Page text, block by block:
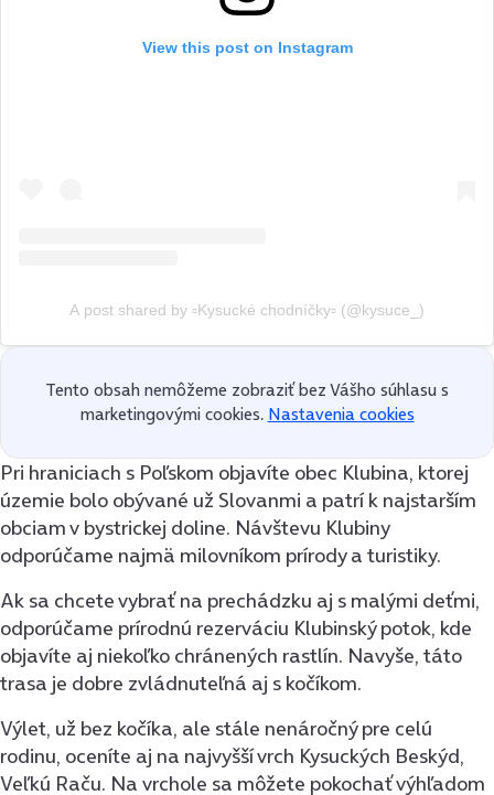
View this post on Instagram
A post shared by ▫️Kysucké chodníčky▫️ (@kysuce_)
Tento obsah nemôžeme zobraziť bez Vášho súhlasu s
marketingovými cookies. Nastavenia cookies
Pri hraniciach s Poľskom objavíte obec Klubina, ktorej
územie bolo obývané už Slovanmi a patrí k najstarším
obciam v bystrickej doline. Návštevu Klubiny
odporúčame najmä milovníkom prírody a turistiky.
Ak sa chcete vybrať na prechádzku aj s malými deťmi,
odporúčame ​prírodnú rezerváciu Klubinský potok, kde
objavíte aj niekoľko chránených rastlín. Navyše, táto
trasa je dobre zvládnuteľná aj s kočíkom.
Výlet, už bez kočíka, ale stále nenáročný pre celú
rodinu, oceníte aj na najvyšší vrch Kysuckých Beskýd,
Veľkú Raču. Na vrchole sa môžete pokochať výhľadom